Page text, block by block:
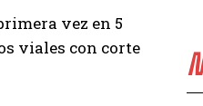
vez en 5
viales con corte